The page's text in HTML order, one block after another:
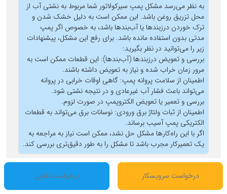
به نظر می‌رسد مشکل پمپ سیرکولاتور شما مربوط به نشتی آب از
محل تزریق روغن باشد. این ممکن است به دلیل خشک شدن و
ترک خوردن درزبندها یا آب‌بندها باشد، به خصوص اگر پمپ
مدتی بدون استفاده مانده باشد. برای رفع این مشکل، پیشنهادات
زیر را می‌توانید در نظر بگیرید:
بررسی و تعویض درزبند‌ها (آب‌بندها): این قطعات ممکن است به
مرور زمان خراب شده و نیاز به تعویض داشته باشند.
اطمینان از سلامت پروانه پمپ: گاهی اوقات خرابی در پروانه
می‌تواند باعث فشار آب غیرعادی و در نتیجه نشتی شود.
بررسی و تعمیر یا تعویض الکتروپمپ در صورت لزوم.
اطمینان از ثبات ولتاژ برق ورودی: نوسانات برق می‌تواند به قطعات
الکتریکی پمپ آسیب برساند.
اگر با این راه‌کارها مشکل حل نشد، ممکن است نیاز به مراجعه به
یک تعمیرکار مجرب باشد تا مشکل را به طور دقیق‌تری بررسی کند.
بازآوری فهرست دیدگاه‌ها
درخواست سرویسکار درخواست تلفنی